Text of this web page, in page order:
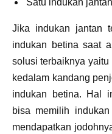
Jika indukan jantan
indukan betina saat
solusi terbaiknya yaitu
kedalam kandang
indukan betina. Hal
bisa memilih
mendapatkan